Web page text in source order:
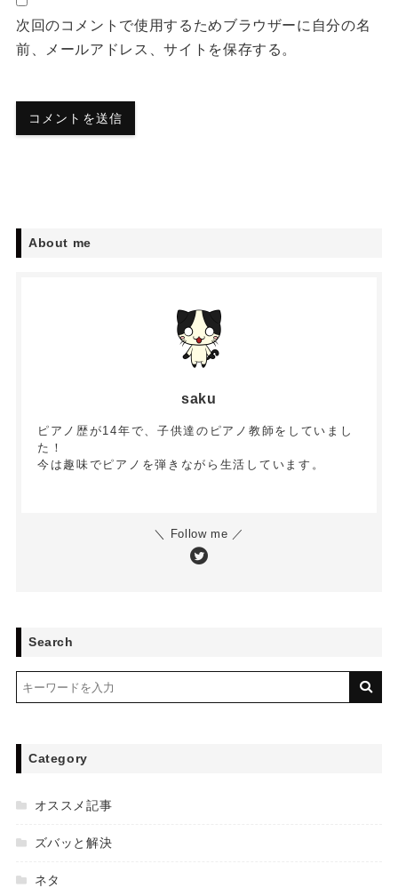
次回のコメントで使用するためブラウザーに自分の名
前、メールアドレス、サイトを保存する。
About me
saku
ピアノ歴が14年で、子供達のピアノ教師をしていまし
た！
今は趣味でピアノを弾きながら生活しています。
＼ Follow me ／
Search
Category
オススメ記事
ズバッと解決
ネタ